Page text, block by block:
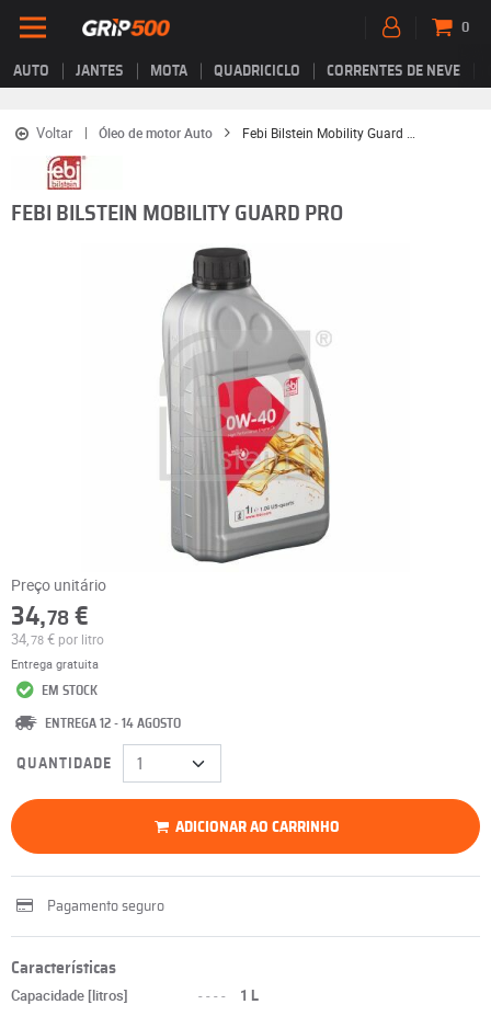
AUTO JANTES MOTA QUADRICICLO CORRENTES DE NEVE
0
Voltar Óleo de motor Auto
FEBI BILSTEIN MOBILITY GUARD PRO
Preço unitário
34,78 €
34,78 € por litro
Entrega gratuita
EM STOCK
ENTREGA 12 - 14 AGOSTO
QUANTIDADE
ADICIONAR AO CARRINHO
Pagamento seguro
Características
Capacidade [litros] ----
1 L